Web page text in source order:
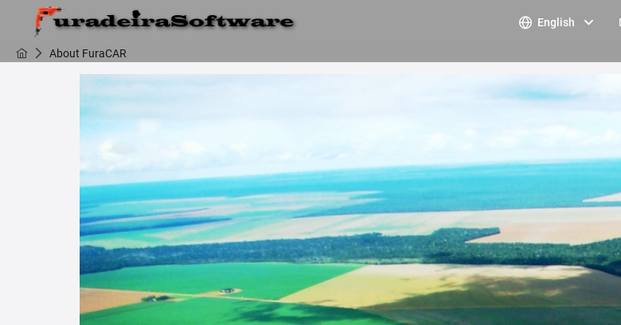
English
About FuraCAR